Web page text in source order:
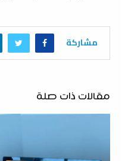
مشاركة
مقالات ذات صلة